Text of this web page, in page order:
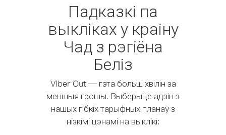
Падказкі па
выкліках у краіну
Чад з рэгіёна
Беліз
Viber Out — гэта больш хвілін за
меншыя грошы. Выберыце адзін з
нашых гібкіх тарыфных планаў з
нізкімі цэнамі на выклікі: